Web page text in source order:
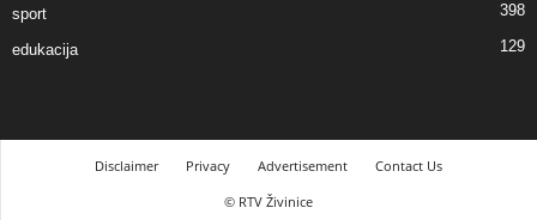
sport 398
edukacija 129
Disclaimer Privacy Advertisement
Contact Us
© RTV Živinice